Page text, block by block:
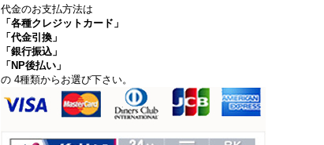
代金のお支払方法は
「各種クレジットカード」
「代金引換」
「銀行振込」
「NP後払い」
の 4種類からお選び下さい。